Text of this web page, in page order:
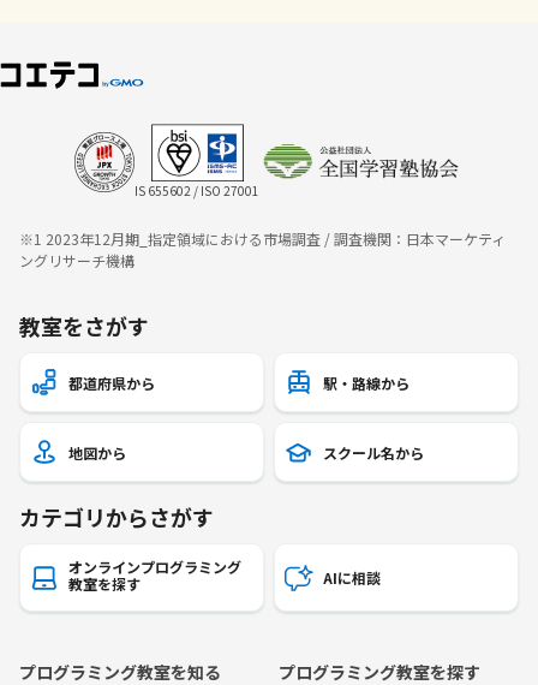
IS 655602 / ISO 27001
※1 2023年12月期_指定領域における市場調査 / 調査機関：日本マーケティ
ングリサーチ機構
教室をさがす
都道府県から 駅・路線から
地図から スクール名から
カテゴリからさがす
オンラインプログラミング
教室を探す
AIに相談
プログラミング教室を知る プログラミング教室を探す